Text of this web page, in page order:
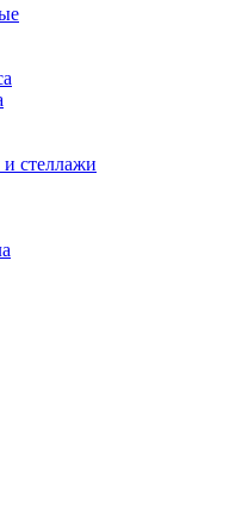
стеллажи